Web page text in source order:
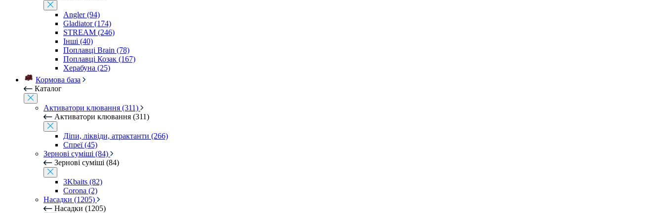
Angler (94)
Gladiator (174)
STREAM (246)
Інші (40)
Поплавці Brain (78)
Поплавці Козак (167)
Херабуна (25)
Кормова база
Каталог
Активатори клювання (311)
Активатори клювання (311)
Діпи, ліквіди, атрактанти (266)
Спреї (45)
Зернові суміші (84)
Зернові суміші (84)
3Kbaits (82)
Corona (2)
Насадки (1205)
Насадки (1205)